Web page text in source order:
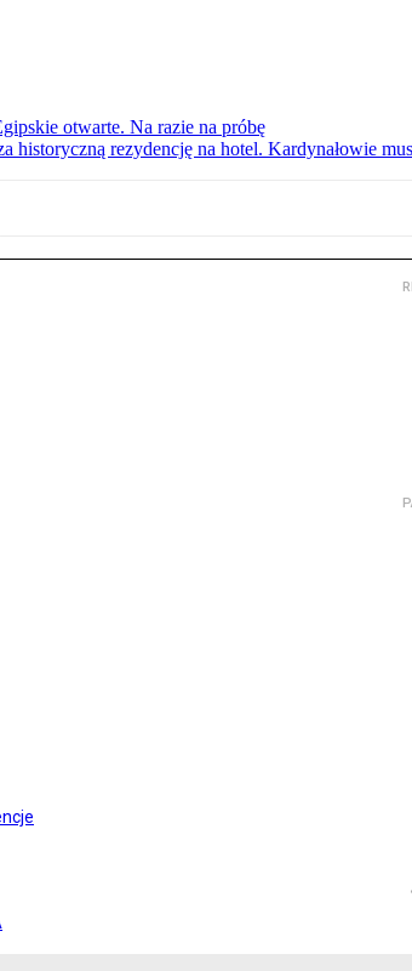
otwarte. Na razie na próbę
historyczną rezydencję na hotel. Kardynałowie